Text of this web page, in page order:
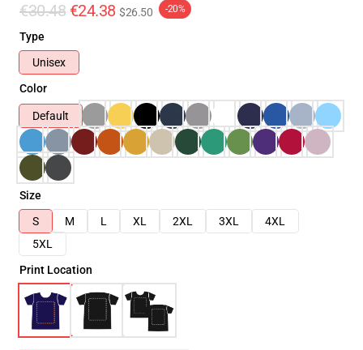
€30.48 €24.38 $26.50 -20%
Type
Unisex
Color
Default
Size
S
M L XL 2XL 3XL
4XL
5XL
Print Location